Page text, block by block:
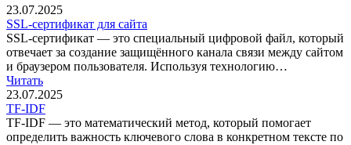
23.07.2025
SSL-сертификат для сайта
SSL-сертификат — это специальный цифровой файл, который
отвечает за создание защищённого канала связи между сайтом
и браузером пользователя. Используя технологию…
Читать
23.07.2025
TF-IDF
TF-IDF — это математический метод, который помогает
определить важность ключевого слова в конкретном тексте по